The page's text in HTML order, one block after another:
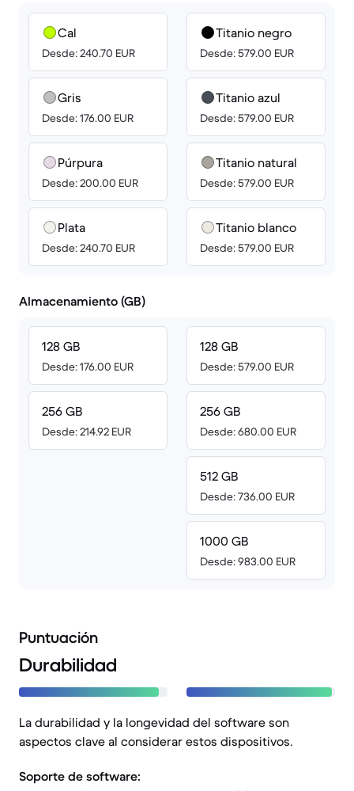
Cal
Desde: 240.70 EUR
Gris
Desde: 176.00 EUR
Púrpura
Desde: 200.00 EUR
Plata
Desde: 240.70 EUR
Titanio negro
Desde: 579.00 EUR
Titanio azul
Desde: 579.00 EUR
Titanio natural
Desde: 579.00 EUR
Titanio blanco
Desde: 579.00 EUR
Almacenamiento (GB)
128 GB
Desde: 176.00 EUR
256 GB
Desde: 214.92 EUR
128 GB
Desde: 579.00 EUR
256 GB
Desde: 680.00 EUR
512 GB
Desde: 736.00 EUR
1000 GB
Desde: 983.00 EUR
Puntuación
Durabilidad
La durabilidad y la longevidad del software son
aspectos clave al considerar estos dispositivos.
Soporte de software: